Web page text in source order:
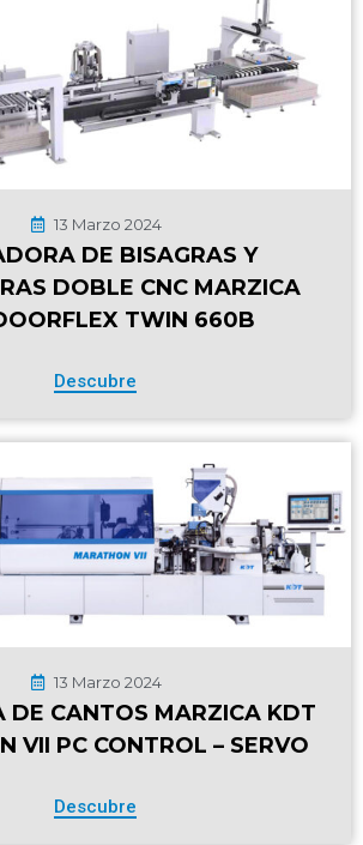
13 Marzo 2024
DE BISAGRAS Y
DOBLE CNC MARZICA
TWIN 660B
Descubre
13 Marzo 2024
DE CANTOS MARZICA KDT
VII PC CONTROL – SERVO
Descubre